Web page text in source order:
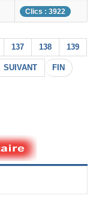
Clics : 3922
137 138 139
SUIVANT FIN